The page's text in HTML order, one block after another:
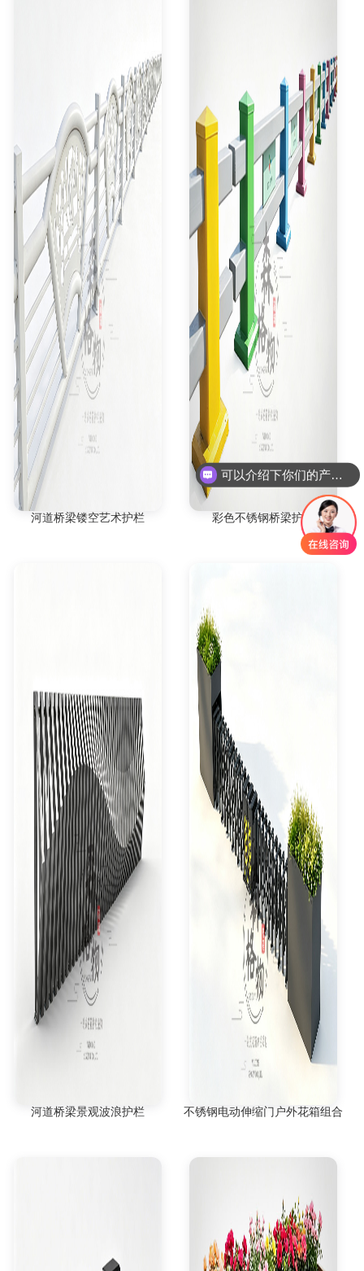
河道桥梁镂空艺术护栏 彩色不锈钢桥梁护栏
河道桥梁景观波浪护栏 不锈钢电动伸缩门户外花箱组合
可以介绍下你们的产品么